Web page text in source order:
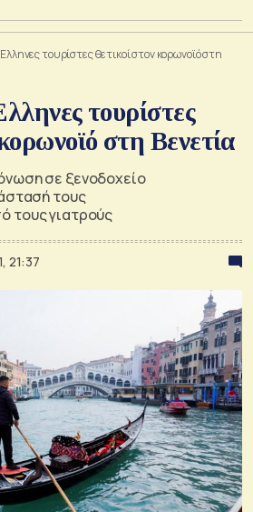
Έλληνες τουρίστες θετικοί στον κορωνοϊό στη
τουρίστες
στη Βενετία
σε ξενοδοχείο
τους
τους γιατρούς
21:37